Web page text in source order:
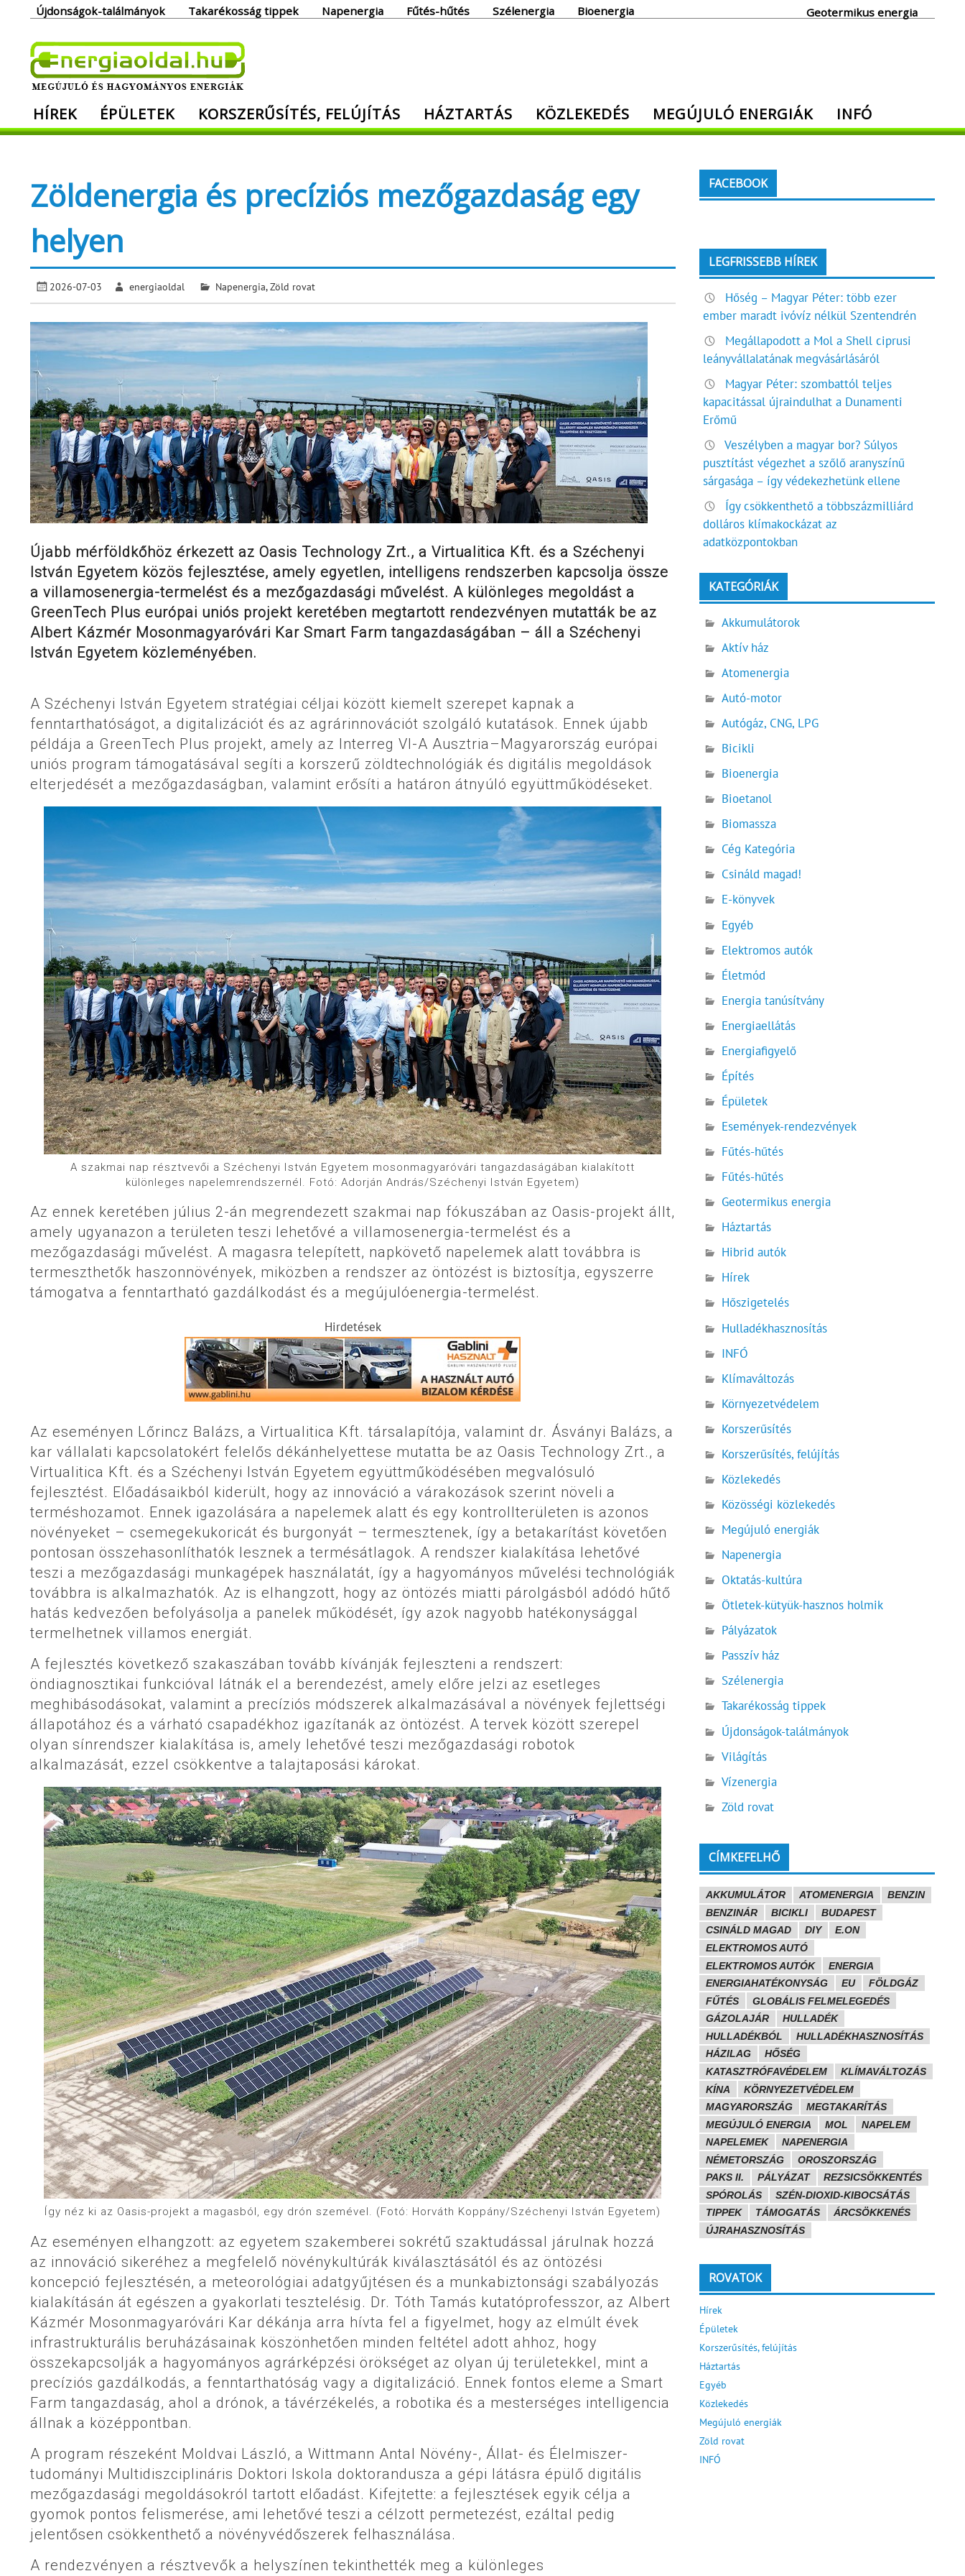
Újdonságok-találmányok Takarékosság tippek Napenergia Fűtés-hűtés Szélenergia Bioenergia Geotermikus energia
Megújuló és hagyományos energiák. Minden, ami energia!
HÍREK ÉPÜLETEK KORSZERŰSÍTÉS, FELÚJÍTÁS HÁZTARTÁS KÖZLEKEDÉS MEGÚJULÓ ENERGIÁK INFÓ
Zöldenergia és precíziós mezőgazdaság egy
helyen
2026-07-03 energiaoldal Napenergia,Zöld rovat
Újabb mérföldkőhöz érkezett az Oasis Technology Zrt., a Virtualitica Kft. és a Széchenyi
István Egyetem közös fejlesztése, amely egyetlen, intelligens rendszerben kapcsolja össze
a villamosenergia-termelést és a mezőgazdasági művelést. A különleges megoldást a
GreenTech Plus európai uniós projekt keretében megtartott rendezvényen mutatták be az
Albert Kázmér Mosonmagyaróvári Kar Smart Farm tangazdaságában – áll a Széchenyi
István Egyetem közleményében.
A Széchenyi István Egyetem stratégiai céljai között kiemelt szerepet kapnak a
fenntarthatóságot, a digitalizációt és az agrárinnovációt szolgáló kutatások. Ennek újabb
példája a GreenTech Plus projekt, amely az Interreg VI-A Ausztria–Magyarország európai
uniós program támogatásával segíti a korszerű zöldtechnológiák és digitális megoldások
elterjedését a mezőgazdaságban, valamint erősíti a határon átnyúló együttműködéseket.
A szakmai nap résztvevői a Széchenyi István Egyetem mosonmagyaróvári tangazdaságában kialakított
különleges napelemrendszernél. Fotó: Adorján András/Széchenyi István Egyetem)
Az ennek keretében július 2-án megrendezett szakmai nap fókuszában az Oasis-projekt állt,
amely ugyanazon a területen teszi lehetővé a villamosenergia-termelést és a
mezőgazdasági művelést. A magasra telepített, napkövető napelemek alatt továbbra is
termeszthetők haszonnövények, miközben a rendszer az öntözést is biztosítja, egyszerre
támogatva a fenntartható gazdálkodást és a megújulóenergia-termelést.
Hirdetések
Az eseményen Lőrincz Balázs, a Virtualitica Kft. társalapítója, valamint dr. Ásványi Balázs, a
kar vállalati kapcsolatokért felelős dékánhelyettese mutatta be az Oasis Technology Zrt., a
Virtualitica Kft. és a Széchenyi István Egyetem együttműködésében megvalósuló
fejlesztést. Előadásaikból kiderült, hogy az innováció a várakozások szerint növeli a
terméshozamot. Ennek igazolására a napelemek alatt és egy kontrollterületen is azonos
növényeket – csemegekukoricát és burgonyát – termesztenek, így a betakarítást követően
pontosan összehasonlíthatók lesznek a termésátlagok. A rendszer kialakítása lehetővé
teszi a mezőgazdasági munkagépek használatát, így a hagyományos művelési technológiák
továbbra is alkalmazhatók. Az is elhangzott, hogy az öntözés miatti párolgásból adódó hűtő
hatás kedvezően befolyásolja a panelek működését, így azok nagyobb hatékonysággal
termelhetnek villamos energiát.
A fejlesztés következő szakaszában tovább kívánják fejleszteni a rendszert:
öndiagnosztikai funkcióval látnák el a berendezést, amely előre jelzi az esetleges
meghibásodásokat, valamint a precíziós módszerek alkalmazásával a növények fejlettségi
állapotához és a várható csapadékhoz igazítanák az öntözést. A tervek között szerepel
olyan sínrendszer kialakítása is, amely lehetővé teszi mezőgazdasági robotok
alkalmazását, ezzel csökkentve a talajtaposási károkat.
Így néz ki az Oasis-projekt a magasból, egy drón szemével. (Fotó: Horváth Koppány/Széchenyi István Egyetem)
Az eseményen elhangzott: az egyetem szakemberei sokrétű szaktudással járulnak hozzá
az innováció sikeréhez a megfelelő növénykultúrák kiválasztásától és az öntözési
koncepció fejlesztésén, a meteorológiai adatgyűjtésen és a munkabiztonsági szabályozás
kialakításán át egészen a gyakorlati tesztelésig. Dr. Tóth Tamás kutatóprofesszor, az Albert
Kázmér Mosonmagyaróvári Kar dékánja arra hívta fel a figyelmet, hogy az elmúlt évek
infrastrukturális beruházásainak köszönhetően minden feltétel adott ahhoz, hogy
összekapcsolják a hagyományos agrárképzési örökséget az olyan új területekkel, mint a
precíziós gazdálkodás, a fenntarthatóság vagy a digitalizáció. Ennek fontos eleme a Smart
Farm tangazdaság, ahol a drónok, a távérzékelés, a robotika és a mesterséges intelligencia
állnak a középpontban.
A program részeként Moldvai László, a Wittmann Antal Növény-, Állat- és Élelmiszer-
tudományi Multidiszciplináris Doktori Iskola doktorandusza a gépi látásra épülő digitális
mezőgazdasági megoldásokról tartott előadást. Kifejtette: a fejlesztések egyik célja a
gyomok pontos felismerése, ami lehetővé teszi a célzott permetezést, ezáltal pedig
jelentősen csökkenthető a növényvédőszerek felhasználása.
A rendezvényen a résztvevők a helyszínen tekinthették meg a különleges
FACEBOOK
LEGFRISSEBB HÍREK
Hőség – Magyar Péter: több ezer
ember maradt ivóvíz nélkül Szentendrén
Megállapodott a Mol a Shell ciprusi
leányvállalatának megvásárlásáról
Magyar Péter: szombattól teljes
kapacitással újraindulhat a Dunamenti
Erőmű
Veszélyben a magyar bor? Súlyos
pusztítást végezhet a szőlő aranyszínű
sárgasága – így védekezhetünk ellene
Így csökkenthető a többszázmilliárd
dolláros klímakockázat az
adatközpontokban
KATEGÓRIÁK
Akkumulátorok
Aktív ház
Atomenergia
Autó-motor
Autógáz, CNG, LPG
Bicikli
Bioenergia
Bioetanol
Biomassza
Cég Kategória
Csináld magad!
E-könyvek
Egyéb
Elektromos autók
Életmód
Energia tanúsítvány
Energiaellátás
Energiafigyelő
Építés
Épületek
Események-rendezvények
Fűtés-hűtés
Fűtés-hűtés
Geotermikus energia
Háztartás
Hibrid autók
Hírek
Hőszigetelés
Hulladékhasznosítás
INFÓ
Klímaváltozás
Környezetvédelem
Korszerűsítés
Korszerűsítés, felújítás
Közlekedés
Közösségi közlekedés
Megújuló energiák
Napenergia
Oktatás-kultúra
Ötletek-kütyük-hasznos holmik
Pályázatok
Passzív ház
Szélenergia
Takarékosság tippek
Újdonságok-találmányok
Világítás
Vízenergia
Zöld rovat
CÍMKEFELHŐ
AKKUMULÁTOR ATOMENERGIA
BENZIN
BENZINÁR
BICIKLI
BUDAPEST
CSINÁLD MAGAD
DIY
E.ON
ELEKTROMOS AUTÓ
ELEKTROMOS AUTÓK
ENERGIA
ENERGIAHATÉKONYSÁG
EU
FÖLDGÁZ
FŰTÉS
GLOBÁLIS FELMELEGEDÉS
GÁZOLAJÁR
HULLADÉK
HULLADÉKBÓL
HULLADÉKHASZNOSÍTÁS
HÁZILAG
HŐSÉG
KATASZTRÓFAVÉDELEM
KLÍMAVÁLTOZÁS
KÍNA
KÖRNYEZETVÉDELEM
MAGYARORSZÁG
MEGTAKARÍTÁS
MEGÚJULÓ ENERGIA
MOL
NAPELEM
NAPELEMEK
NAPENERGIA
NÉMETORSZÁG
OROSZORSZÁG
PAKS II.
PÁLYÁZAT
REZSICSÖKKENTÉS
SPÓROLÁS
SZÉN-DIOXID-KIBOCSÁTÁS
TIPPEK
TÁMOGATÁS
ÁRCSÖKKENÉS
ÚJRAHASZNOSÍTÁS
ROVATOK
Hírek
Épületek
Korszerűsítés, felújítás
Háztartás
Egyéb
Közlekedés
Megújuló energiák
Zöld rovat
INFÓ